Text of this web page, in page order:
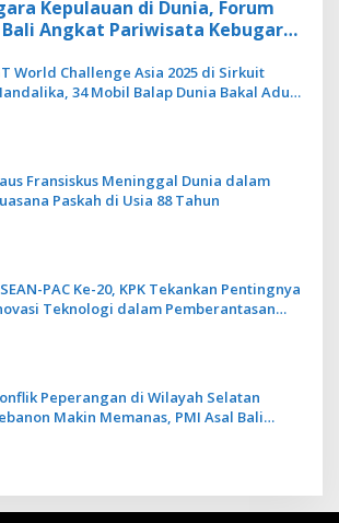
Kepulauan di Dunia, Forum
Bali Angkat Pariwisata Kebugaran
World Challenge Asia 2025 di Sirkuit
34 Mobil Balap Dunia Bakal Adu
Fransiskus Meninggal Dunia dalam
Paskah di Usia 88 Tahun
PAC Ke-20, KPK Tekankan Pentingnya
Teknologi dalam Pemberantasan
Peperangan di Wilayah Selatan
Makin Memanas, PMI Asal Bali